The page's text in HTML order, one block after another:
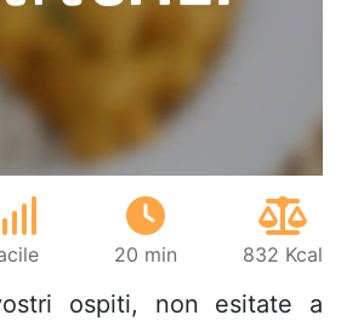
20 min 832 Kcal
ospiti, non esitate a